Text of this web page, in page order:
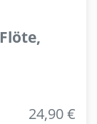
24,90 €